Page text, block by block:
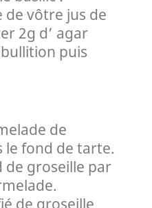
de vôtre jus de
2g d’ agar
puis
de
le fond de tarte.
de groseille par
de groseille